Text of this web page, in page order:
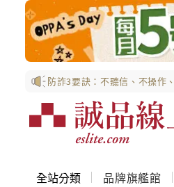
防詐3要訣：不聽信、不操作
全站分類 品牌旗艦館